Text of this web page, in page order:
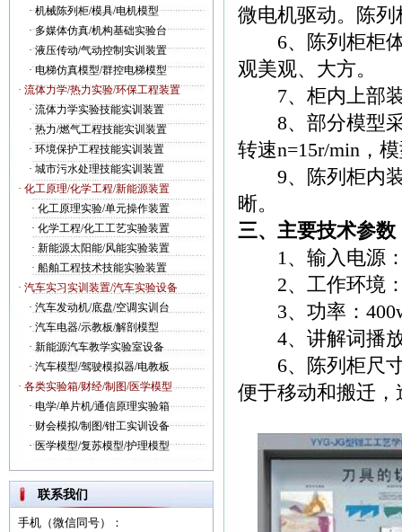
·机械陈列柜/模具/电机模型
·多媒体仿真/机构基础实验台
·液压传动/气动控制实训装置
·电梯仿真模型/群控电梯模型
· 流体力学/热力实验/环保工程装置
· 流体力学实验技能实训装置
· 热力/燃气工程技能实训装置
· 环境保护工程技能实训装置
· 城市污水处理技能实训装置
· 化工原理/化学工程/新能源装置
· 化工原理实验/单元操作装置
· 化学工程/化工工艺实验装置
· 新能源太阳能/风能实验装置
· 船舶工程技术技能实验装置
· 汽车实习实训装置/汽车实验设备
· 汽车发动机/底盘/空调实训台
· 汽车电器/示教板/解剖模型
·新能源汽车教学实验室设备
·汽车模型/驾驶模拟器/电教板
· 各类实验箱/财经/制图/医学模型
·电学/单片机/通信原理实验箱
·财会模拟/制图/钳工实训设备
·医学模型/复苏模型/护理模型
联系我们
手机（微信同号）：
微电机驱动。陈
6、陈列柜柜体
观美观、大方。
7、柜内上部装
8、部分模型采
转速n=15r/min，
9、陈列柜内装
晰。
三、主要技术参数
1、输入电源：
2、工作环境
3、功率：
4、讲解词播放
6、陈列柜尺寸
便于移动和搬迁